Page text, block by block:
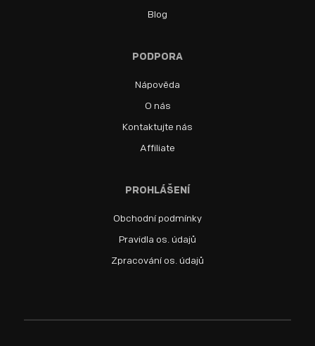
Blog
PODPORA
Nápověda
O nás
Kontaktujte nás
Affiliate
PROHLÁŠENÍ
Obchodní podmínky
Pravidla os. údajů
Zpracování os. údajů